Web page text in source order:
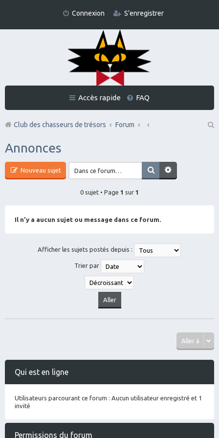
Connexion S’enregistrer
Accès rapide FAQ
Club des chasseurs de trésors
Forum
Annonces
Nouveau sujet
0 sujet • Page 1 sur 1
Il n’y a aucun sujet ou message dans ce forum.
Afficher les sujets postés depuis :
Trier par
Aller à
Qui est en ligne
Utilisateurs parcourant ce forum : Aucun utilisateur enregistré et 1
invité
Permissions du forum